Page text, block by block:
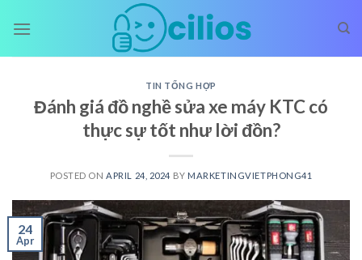
TIN TỔNG HỢP
Đánh giá đồ nghề sửa xe máy KTC có
thực sự tốt như lời đồn?
POSTED ON APRIL 24, 2024 BY MARKETINGVIETPHONG41
24
Apr